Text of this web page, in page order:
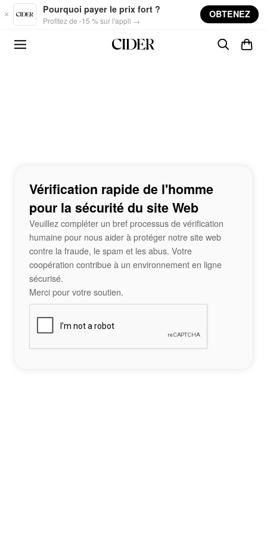
Skip to main content
Pourquoi payer le prix fort ?
Profitez de -15 % sur l'appli →
OBTENEZ
Vérification rapide de l'homme
pour la sécurité du site Web
Veuillez compléter un bref processus de vérification
humaine pour nous aider à protéger notre site web
contre la fraude, le spam et les abus. Votre
coopération contribue à un environnement en ligne
sécurisé.
Merci pour votre soutien.